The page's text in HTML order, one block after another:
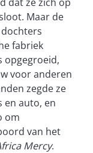
Maar de
fabriek
opgegroeid,
voor anderen
zegde ze
en auto, en
om
van het
Mercy.